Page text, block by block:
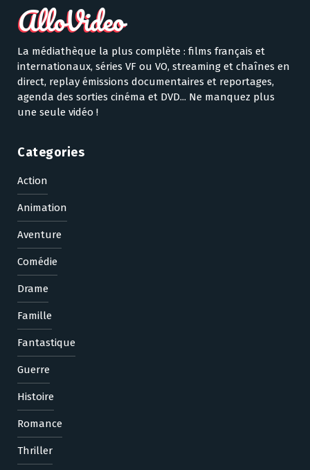
La médiathèque la plus complète : films français et
internationaux, séries VF ou VO, streaming et chaînes en
direct, replay émissions documentaires et reportages,
agenda des sorties cinéma et DVD... Ne manquez plus
une seule vidéo !
Categories
Action
Animation
Aventure
Comédie
Drame
Famille
Fantastique
Guerre
Histoire
Romance
Thriller